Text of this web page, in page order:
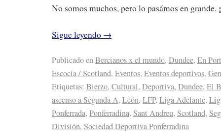
No somos muchos, pero lo pasámos en grande.
Sigue leyendo →
Publicado enBercianos x el mundo, Dundee, En
Escocia / Scotland, Eventos, Eventos deportivos,
Etiquetas: Bierzo, Cultural, Deportiva, Dundee, El
ascenso a Segunda A, León, LFP, Liga Adelante,
Ponferrada, Ponferradina, Sant Andreu, Scotland,
División, Sociedad Deportiva Ponferradina